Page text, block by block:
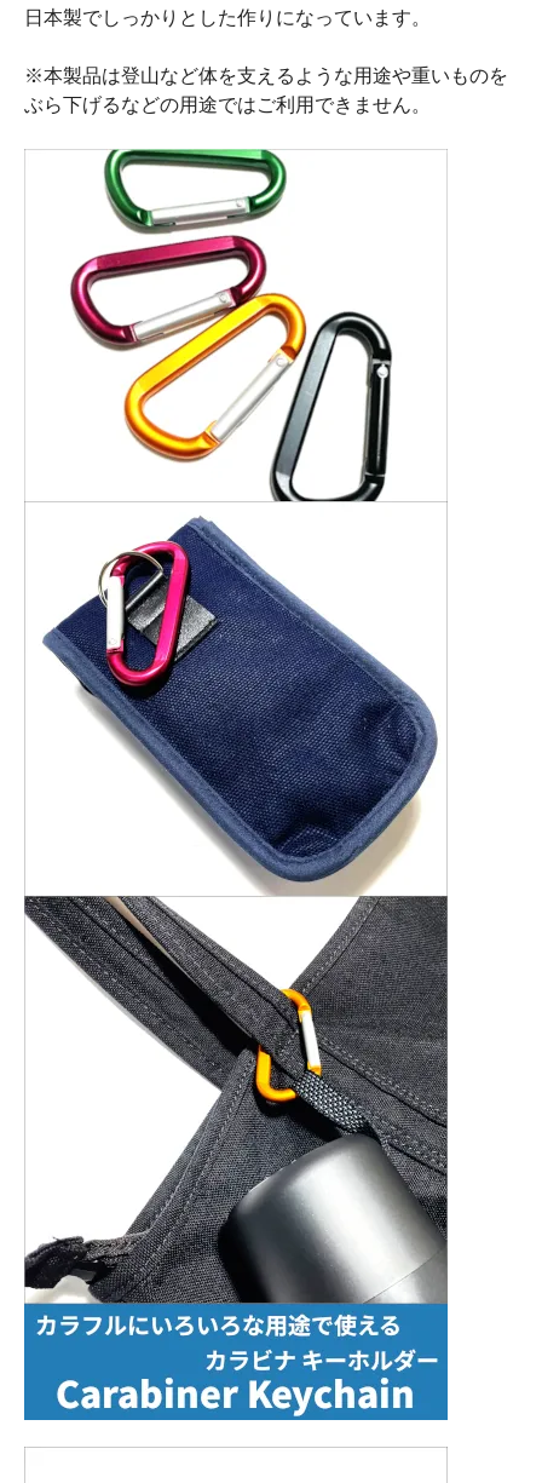
日本製でしっかりとした作りになっています。
※本製品は登山など体を支えるような用途や重いものを
ぶら下げるなどの用途ではご利用できません。